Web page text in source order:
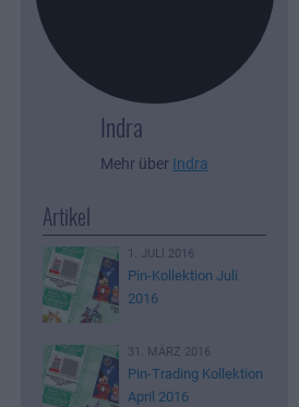
Indra
Mehr über Indra
Artikel
1. JULI 2016
Pin-Kollektion Juli
2016
31. MÄRZ 2016
Pin-Trading Kollektion
April 2016